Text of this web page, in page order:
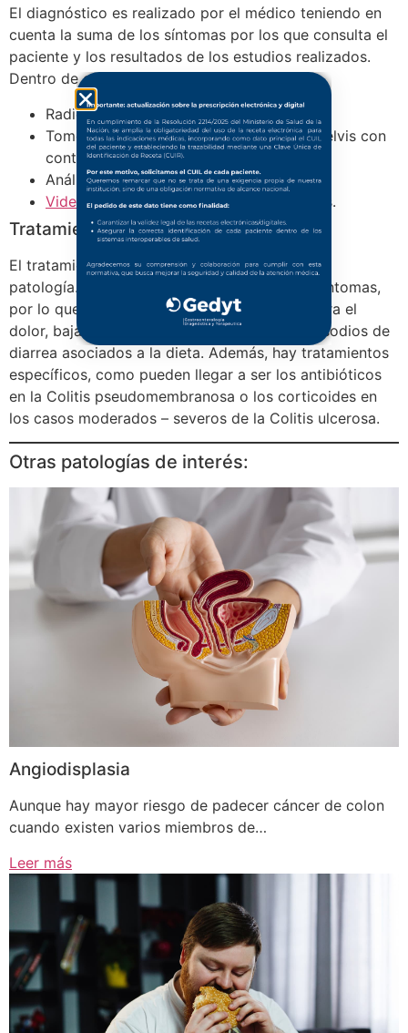
El diagnóstico es realizado por el médico teniendo en
cuenta la suma de los síntomas por los que consulta el
paciente y los resultados de los estudios realizados.
Dentro de estos se encuentran:
Radiografía de abdomen.
Tomografía computada de abdomen y pelvis con
contraste oral y endovenoso.
Análisis de sangre y de materia fecal.
Videocolonoscopíacon toma de biopsias.
Tratamiento
El tratamiento va a depender de la causa de la
patología. El objetivo principal es aliviar los síntomas,
por lo que se suelen indicar medicamentos para el
dolor, bajar la temperatura y disminuir los episodios de
diarrea asociados a la dieta. Además, hay tratamientos
específicos, como pueden llegar a ser los antibióticos
en la Colitis pseudomembranosa o los corticoides en
los casos moderados – severos de la Colitis ulcerosa.
Otras patologías de interés:
Angiodisplasia
Aunque hay mayor riesgo de padecer cáncer de colon
cuando existen varios miembros de…
Leer más